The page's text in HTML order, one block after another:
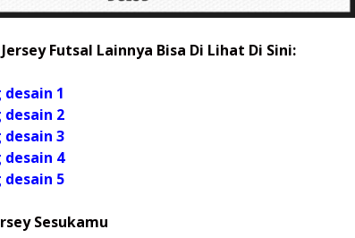
Futsal Lainnya Bisa Di Lihat Di Sini:
1
2
3
4
desain 5
Sesukamu